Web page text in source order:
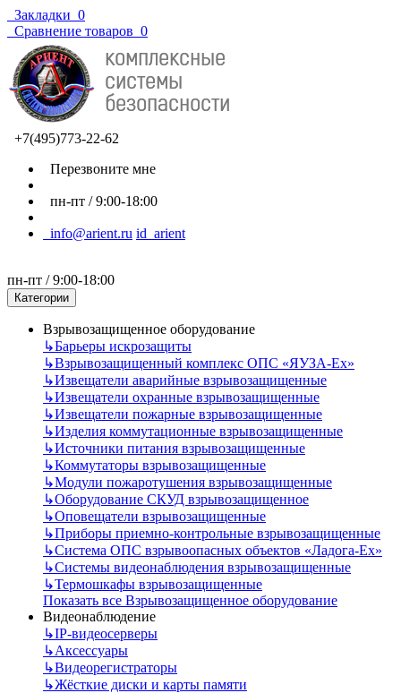
Закладки 0
Сравнение товаров 0
+7(495)773-22-62
Перезвоните мне
пн-пт / 9:00-18:00
info@arient.ru id_arient
пн-пт / 9:00-18:00
Категории
Взрывозащищенное оборудование
↳Барьеры искрозащиты
↳Взрывозащищенный комплекс ОПС «ЯУЗА-Ех»
↳Извещатели аварийные взрывозащищенные
↳Извещатели охранные взрывозащищенные
↳Извещатели пожарные взрывозащищенные
↳Изделия коммутационные взрывозащищенные
↳Источники питания взрывозащищенные
↳Коммутаторы взрывозащищенные
↳Модули пожаротушения взрывозащищенные
↳Оборудование СКУД взрывозащищенное
↳Оповещатели взрывозащищенные
↳Приборы приемно-контрольные взрывозащищенные
↳Система ОПС взрывоопасных объектов «Ладога-Ex»
↳Системы видеонаблюдения взрывозащищенные
↳Термошкафы взрывозащищенные
Показать все Взрывозащищенное оборудование
Видеонаблюдение
↳IP-видеосерверы
↳Аксессуары
↳Видеорегистраторы
↳Жёсткие диски и карты памяти